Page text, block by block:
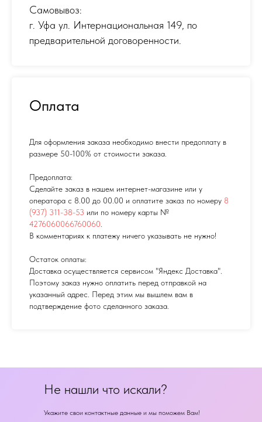
Самовывоз:
г. Уфа ул. Интернациональная 149, по
предварительной договоренности.
Оплата
Для оформления заказа необходимо внести предоплату в
размере 50-100% от стоимости заказа.
Предоплата:
Сделайте заказ в нашем интернет-магазине или у
оператора с 8.00 до 00.00 и оплатите заказ по номеру 8
(937) 311-38-53 или по номеру карты №
4276060066760060
В комментариях к платежу ничего указывать не нужно!
Остаток оплаты:
Доставка осуществляется сервисом "Яндекс Доставка".
Поэтому заказ нужно оплатить перед отправкой на
указанный адрес. Перед этим мы вышлем вам в
подтверждение фото сделанного заказа.
Не нашли что искали?
Укажите свои контактные данные и мы поможем Вам!